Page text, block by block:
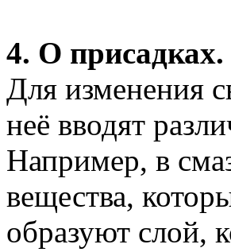
4. О присадках.
Для изменения
неё вводят
Например, в
вещества,
образуют слой,